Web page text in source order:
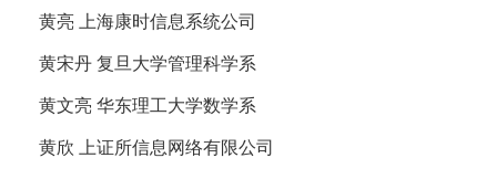
黄亮 上海康时信息系统公司
黄宋丹 复旦大学管理科学系
黄文亮 华东理工大学数学系
黄欣 上证所信息网络有限公司